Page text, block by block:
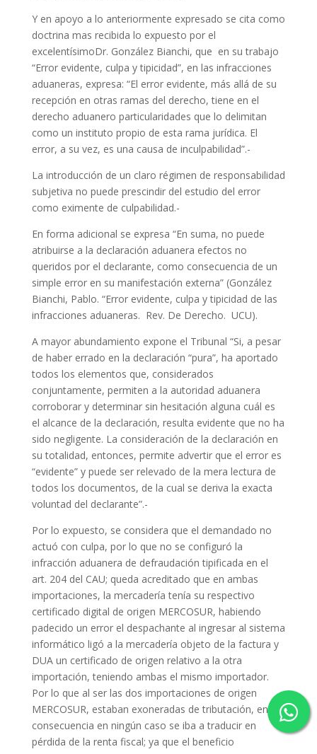
Y en apoyo a lo anteriormente expresado se cita como
doctrina mas recibida lo expuesto por el
excelentísimoDr. González Bianchi, que en su trabajo
“Error evidente, culpa y tipicidad”, en las infracciones
aduaneras, expresa: “El error evidente, más allá de su
recepción en otras ramas del derecho, tiene en el
derecho aduanero particularidades que lo delimitan
como un instituto propio de esta rama jurídica. El
error, a su vez, es una causa de inculpabilidad”.-
La introducción de un claro régimen de responsabilidad
subjetiva no puede prescindir del estudio del error
como eximente de culpabilidad.-
En forma adicional se expresa “En suma, no puede
atribuirse a la declaración aduanera efectos no
queridos por el declarante, como consecuencia de un
simple error en su manifestación externa” (González
Bianchi, Pablo. “Error evidente, culpa y tipicidad de las
infracciones aduaneras. Rev. De Derecho. UCU).
A mayor abundamiento expone el Tribunal “Si, a pesar
de haber errado en la declaración “pura”, ha aportado
todos los elementos que, considerados
conjuntamente, permiten a la autoridad aduanera
corroborar y determinar sin hesitación alguna cuál es
el alcance de la declaración, resulta evidente que no ha
sido negligente. La consideración de la declaración en
su totalidad, entonces, permite advertir que el error es
“evidente” y puede ser relevado de la mera lectura de
todos los documentos, de la cual se deriva la exacta
voluntad del declarante”.-
Por lo expuesto, se considera que el demandado no
actuó con culpa, por lo que no se configuró la
infracción aduanera de defraudación tipificada en el
art. 204 del CAU; queda acreditado que en ambas
importaciones, la mercadería tenía su respectivo
certificado digital de origen MERCOSUR, habiendo
padecido un error el despachante al ingresar al sistema
informático ligó a la mercadería objeto de la factura y
DUA un certificado de origen relativo a la otra
importación, teniendo ambas el mismo importador.
Por lo que al ser las dos importaciones de origen
MERCOSUR, estaban exoneradas de tributación, en
consecuencia en ningún caso se iba a traducir en
pérdida de la renta fiscal; ya que el beneficio